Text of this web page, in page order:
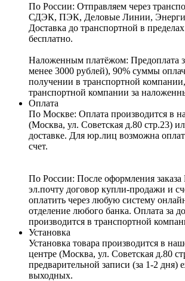
По России: Отправляем через
СДЭК, ПЭК, Деловые Линии,
Доставка до транспортной в
бесплатно.
Наложенным платёжом: Предоплата
менее 3000 рублей), 90% суммы
получении в транспортной
транспортной компании за
Оплата
По Москве: Оплата производится в
(Москва, ул. Советская д.80 стр.23)
доставке. Для юр.лиц возможна
счет.
По России: После оформления
эл.почту договор купли-продажи и
оплатить через любую систему
отделение любого банка. Оплата за
производится в транспортной
Установка
Установка товара производится в
центре (Москва, ул. Советская д.80
предварительной записи (за 1-2 дня)
выходных.